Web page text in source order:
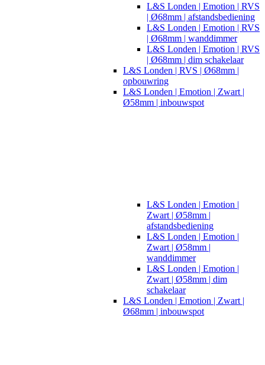
L&S Londen | Emotion | RVS
| Ø68mm | afstandsbediening
L&S Londen | Emotion | RVS
| Ø68mm | wanddimmer
L&S Londen | Emotion | RVS
| Ø68mm | dim schakelaar
L&S Londen | RVS | Ø68mm |
opbouwring
L&S Londen | Emotion | Zwart |
Ø58mm | inbouwspot
L&S Londen | Emotion |
Zwart | Ø58mm |
afstandsbediening
L&S Londen | Emotion |
Zwart | Ø58mm |
wanddimmer
L&S Londen | Emotion |
Zwart | Ø58mm | dim
schakelaar
L&S Londen | Emotion | Zwart |
Ø68mm | inbouwspot